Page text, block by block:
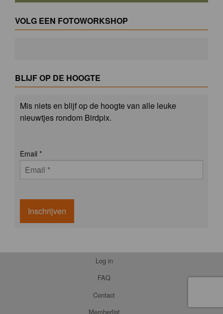
VOLG EEN FOTOWORKSHOP
BLIJF OP DE HOOGTE
Mis niets en blijf op de hoogte van alle leuke
nieuwtjes rondom Birdpix.
Email *
Inschrijven
Log in
FAQ
Contact
Memberlist